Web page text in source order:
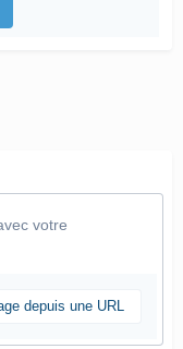
votre
depuis une URL